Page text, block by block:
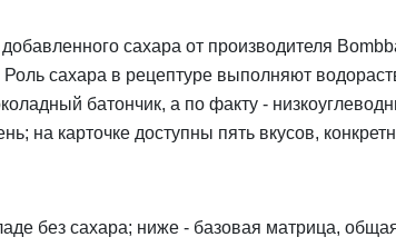
сахара от производителя
сахара в рецептуре выполняют
батончик, а по факту -
на карточке доступны пять вкусов,
без сахара; ниже - базовая матрица,